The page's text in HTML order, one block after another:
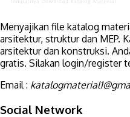
Menyajikan file katalog
arsitektur, struktur dan MEP.
arsitektur dan konstruksi.
gratis. Silakan login/register
Email :
Social Network